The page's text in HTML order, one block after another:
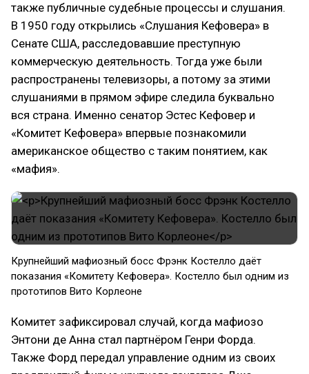
также публичные судебные процессы и слушания.
В 1950 году открылись «Слушания Кефовера» в
Сенате США, расследовавшие преступную
коммерческую деятельность. Тогда уже были
распространены телевизоры, а потому за этими
слушаниями в прямом эфире следила буквально
вся страна. Именно сенатор Эстес Кефовер и
«Комитет Кефовера» впервые познакомили
американское общество с таким понятием, как
«мафия».
Крупнейший мафиозный босс Фрэнк Костелло даёт
показания «Комитету Кефовера». Костелло был одним из
прототипов Вито Корлеоне
Комитет зафиксировал случай, когда мафиозо
Энтони де Анна стал партнёром Генри Форда.
Также Форд передал управление одним из своих